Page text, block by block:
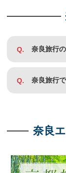
奈良旅行
奈良旅行
奈良